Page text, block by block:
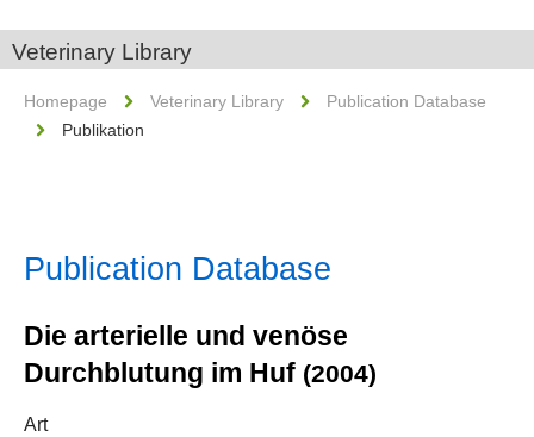
Veterinary Library
Homepage Veterinary Library
Publication Database
Publikation
Publication Database
Die arterielle und venöse
Durchblutung im Huf (2004)
Art